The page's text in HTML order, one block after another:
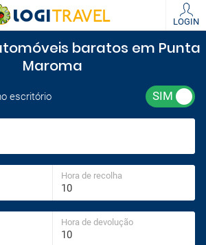
LOGIN
baratos em Punta
Maroma
escritório
Hora de recolha
Hora de devolução